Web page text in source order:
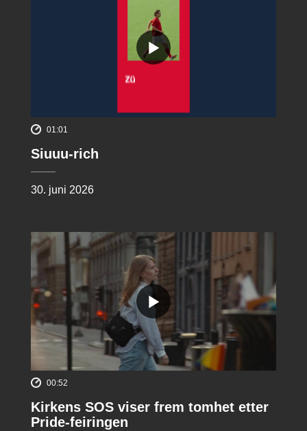
01:01
Siuuu-rich
30. juni 2026
00:52
Kirkens SOS viser frem tomhet etter
Pride-feiringen